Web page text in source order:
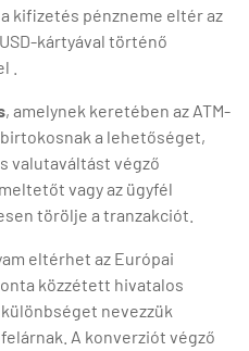
kifizetés pénzneme eltér az
kártyával történő
.
, amelynek keretében az ATM-
a lehetőséget,
valutaváltást végző
vagy az ügyfél
törölje a tranzakciót.
eltérhet az Európai
közzétett hivatalos
nevezzük
A konverziót végző